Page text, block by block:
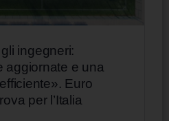
ingegneri:
aggiornate e una
Euro
per l’Italia